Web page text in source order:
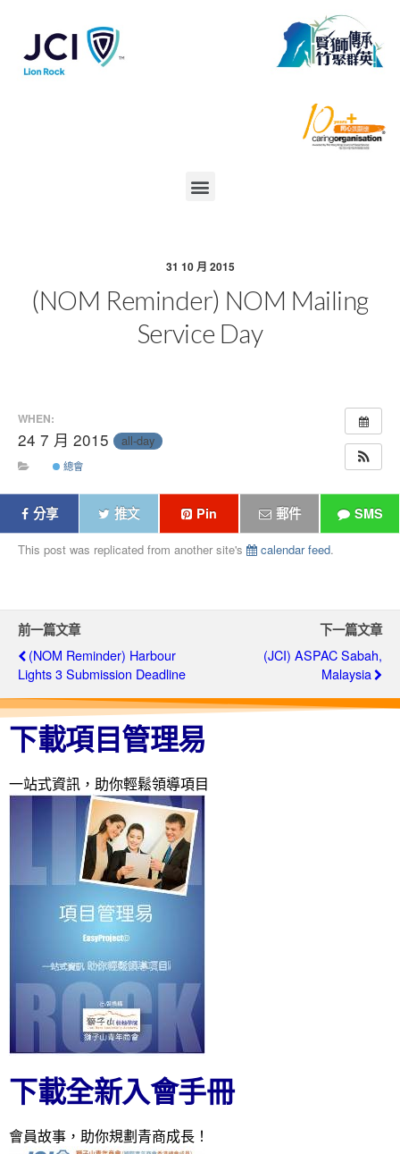
31 10 月 2015
(NOM Reminder) NOM Mailing
Service Day
WHEN:
24 7 月 2015 all-day
總會
分享 推文 Pin 郵件 SMS
This post was replicated from another site's calendar feed.
前一篇文章
(NOM Reminder) Harbour
Lights 3 Submission Deadline
下一篇文章
(JCI) ASPAC Sabah,
Malaysia
下載項目管理易
一站式資訊，助你輕鬆領導項目
下載全新入會手冊
會員故事，助你規劃青商成長！